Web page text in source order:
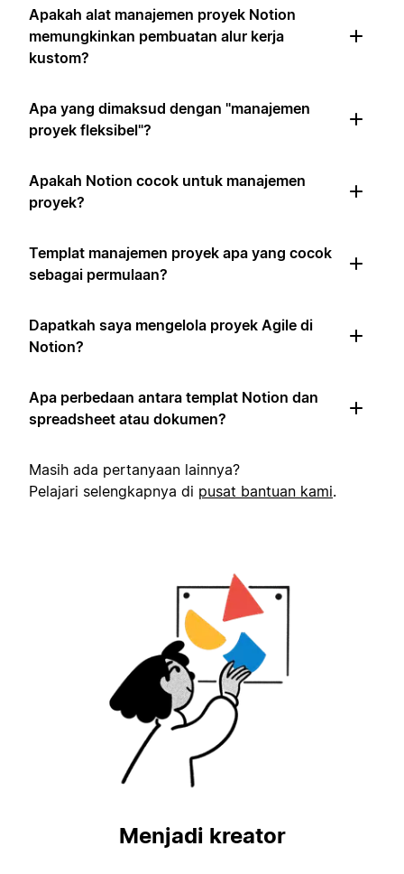
Apakah alat manajemen proyek Notion
memungkinkan pembuatan alur kerja
kustom?
Apa yang dimaksud dengan "manajemen
proyek fleksibel"?
Apakah Notion cocok untuk manajemen
proyek?
Templat manajemen proyek apa yang cocok
sebagai permulaan?
Dapatkah saya mengelola proyek Agile di
Notion?
Apa perbedaan antara templat Notion dan
spreadsheet atau dokumen?
Masih ada pertanyaan lainnya?
Pelajari selengkapnya di pusat bantuan kami.
Menjadi kreator